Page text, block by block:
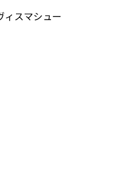
ィスマシュー